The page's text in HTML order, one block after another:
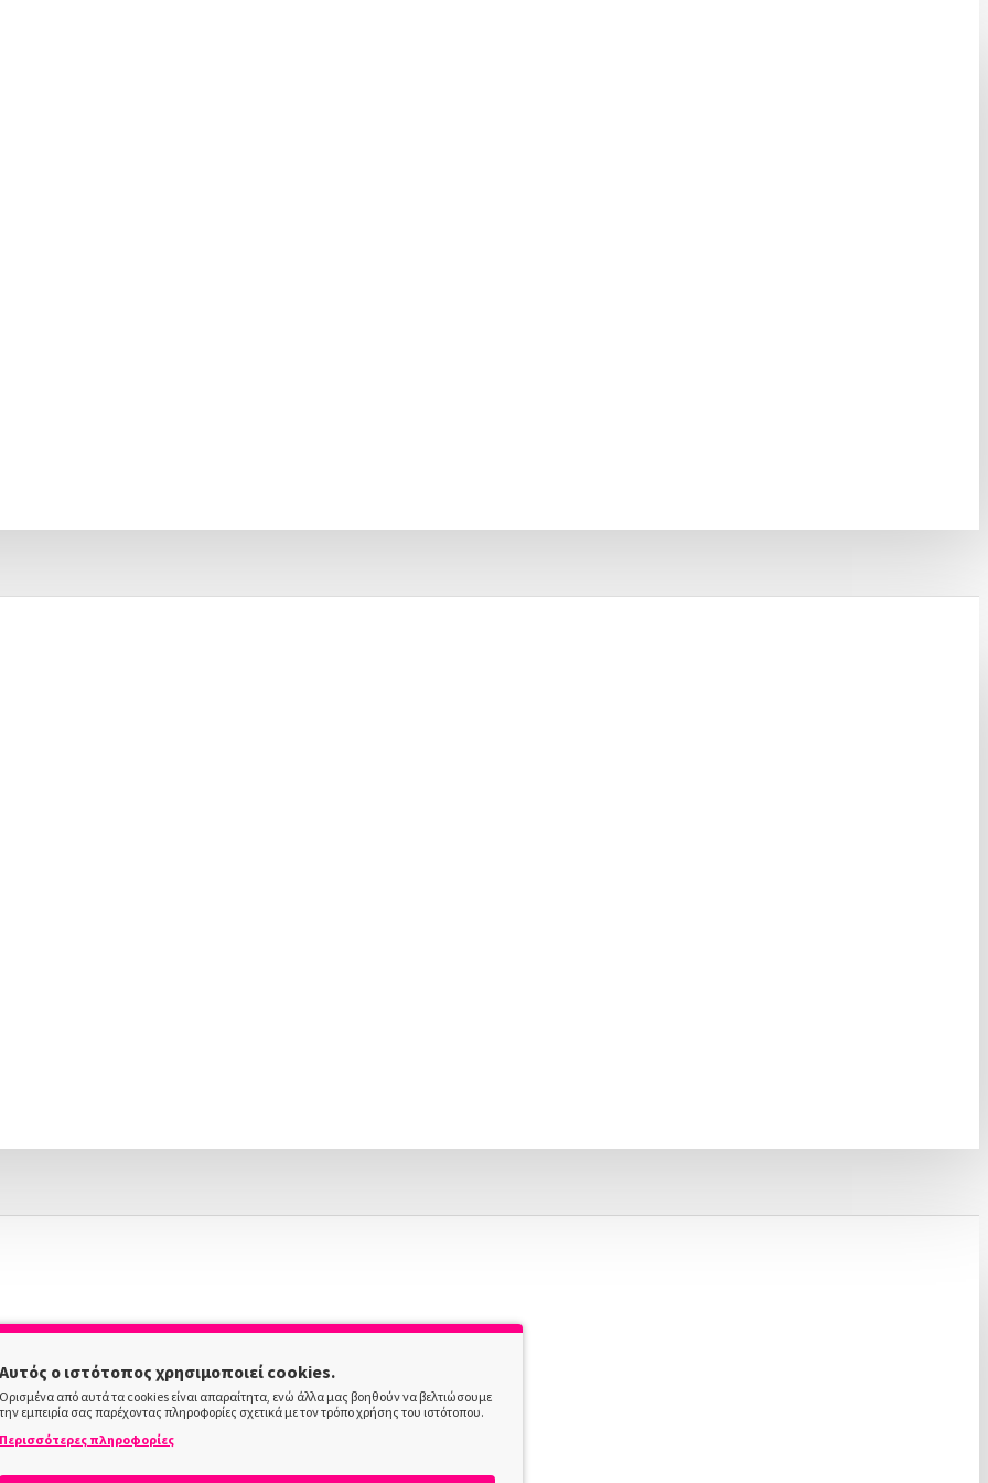
Αυτός ο ιστότοπος χρησιμοποιεί cookies.
Ορισμένα από αυτά τα cookies είναι απαραίτητα, ενώ άλλα μας βοηθούν να βελτιώσουμε
την εμπειρία σας παρέχοντας πληροφορίες σχετικά με τον τρόπο χρήσης του ιστότοπου.
Περισσότερες πληροφορίες